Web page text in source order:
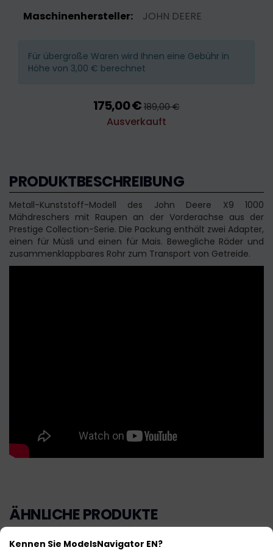
Maschinenhersteller: JOHN DEERE
Für übergroße Waren wird Ihnen eine Gebühr in
Höhe von 3,00 € berechnet
175,00 € 189,00 €
Ausverkauft
PRODUKTBESCHREIBUNG
Metall-Kunststoff-Modell des John Deere X9 1000
Mähdreschers mit Raupen an der Vorderachse aus der
Prestige Collection-Serie. Die Packung enthält zwei Adapter,
einen für Müsli und einen für Mais. Bewegliche Räder und
zusammenklappbares Rohr zum Transport von Getreide.
ÄHNLICHE PRODUKTE
Kennen Sie ModelsNavigator EN?